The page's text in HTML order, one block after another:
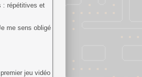
: répétitives et
me sens obligé
jeu vidéo